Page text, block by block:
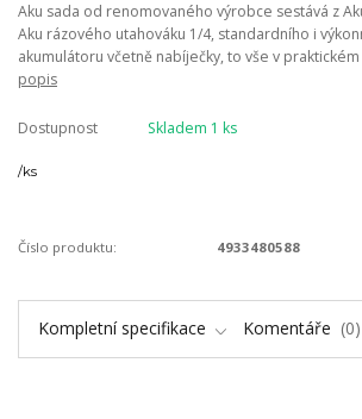
Aku sada od renomovaného výrobce sestává z
Aku rázového utahováku 1/4, standardního i
akumulátoru včetně nabíječky, to vše v praktickém
popis
Dostupnost Skladem 1 ks
/ks
Číslo produktu: 4933480588
Kompletní specifikace Komentáře 0